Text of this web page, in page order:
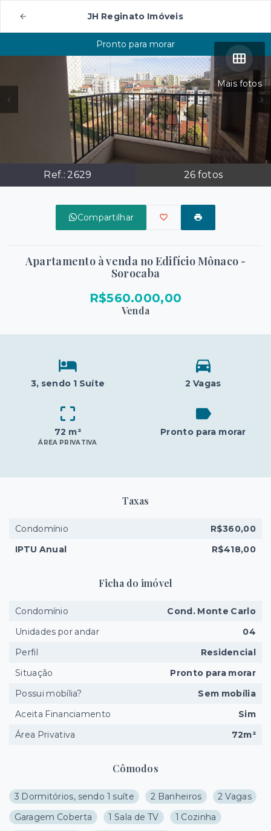
JH Reginato Imóveis
Mais fotos
Ref.: 2629 26 fotos
Pronto para morar
Compartilhar
Apartamento à venda no Edifício Mônaco -
Sorocaba
R$560.000,00
Venda
3, sendo 1 Suíte 2 Vagas
72 m²
ÁREA PRIVATIVA
Pronto para morar
Cômodos
3 Dormitórios, sendo 1 suíte 2 Banheiros
2 Vagas
Garagem Coberta
1 Sala de TV
1 Cozinha
Taxas
Condomínio
R$360,00
IPTU Anual
R$418,00
Ficha do imóvel
Condomínio
Cond. Monte Carlo
Unidades por andar
04
Perfil
Residencial
Situação
Pronto para morar
Possui mobília?
Sem mobília
Aceita Financiamento
Sim
Área Privativa
72m²